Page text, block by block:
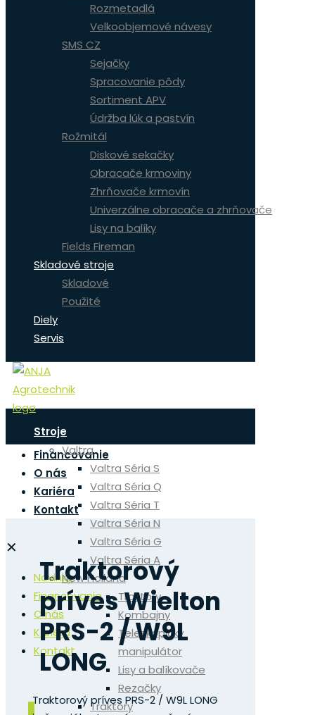
Rozmetadlá
Velkoobjemové návesy
SMS CZ
Sejačky
Spracovanie pôdy
Sortiment APV
Údržba lúk a pastvín
Rožmitál
Diskové sekačky
Obracače krmoviny
Zhrňovače krmovín
Univerzálne obracače a zhrňovače
Lisy na balíky
Fields Fireman
Skladové stroje
Skladové
Použité
Diely
Servis
Novinky
Financovanie
O nás
Kariéra
Kontakt
✕
Novinky
Financovanie
O nás
Kariéra
Kontakt
Stroje
Valtra
Valtra Séria S
Valtra Séria Q
Valtra Séria T
Valtra Séria N
Valtra Séria G
Valtra Séria A
New Holland
Traktory
Kombajny
Teleskopický
manipulátor
Lisy a balíkovače
Rezačky
Traktory
Traktorový
príves Wielton
PRS-2 / W9L
LONG
Traktorový príves PRS-2 / W9L LONG